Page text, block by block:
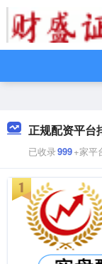
正规配资平台
已收录999+家平